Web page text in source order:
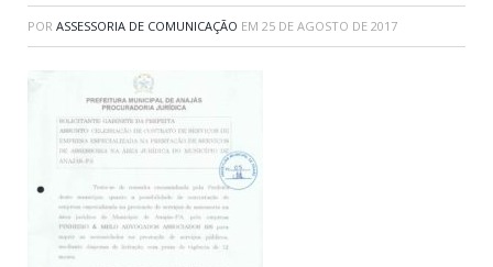
POR ASSESSORIA DE COMUNICAÇÃO EM 25 DE AGOSTO DE 2017